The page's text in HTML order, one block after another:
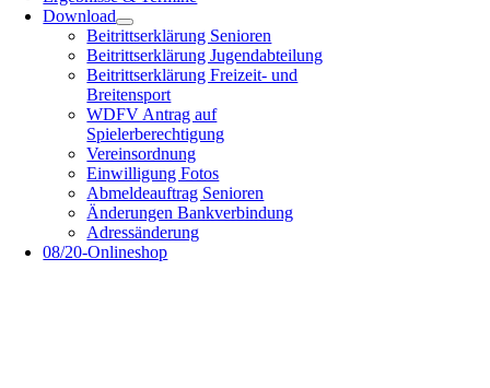
Download
Beitrittserklärung Senioren
Beitrittserklärung Jugendabteilung
Beitrittserklärung Freizeit- und
Breitensport
WDFV Antrag auf
Spielerberechtigung
Vereinsordnung
Einwilligung Fotos
Abmeldeauftrag Senioren
Änderungen Bankverbindung
Adressänderung
08/20-Onlineshop